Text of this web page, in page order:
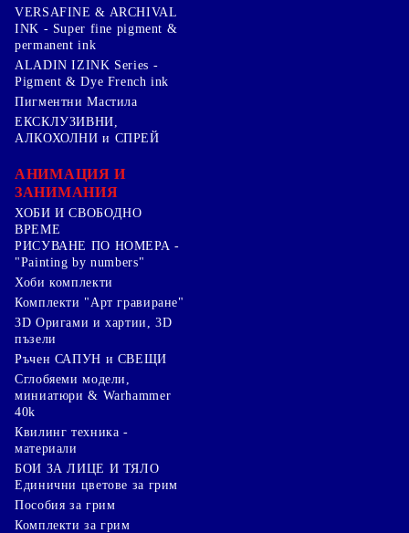
VERSAFINE & ARCHIVAL
INK - Super fine pigment &
permanent ink
ALADIN IZINK Series -
Pigment & Dye French ink
Пигментни Мастила
ЕКСКЛУЗИВНИ,
АЛКОХОЛНИ и СПРЕЙ
АНИМАЦИЯ И
ЗАНИМАНИЯ
ХОБИ И СВОБОДНО
ВРЕМЕ
РИСУВАНЕ ПО НОМЕРА -
"Painting by numbers"
Хоби комплекти
Комплекти "Арт гравиране"
3D Оригами и хартии, 3D
пъзели
Ръчен САПУН и СВЕЩИ
Сглобяеми модели,
миниатюри & Warhammer
40k
Квилинг техника -
материали
БОИ ЗА ЛИЦЕ И ТЯЛО
Единични цветове за грим
Пособия за грим
Комплекти за грим